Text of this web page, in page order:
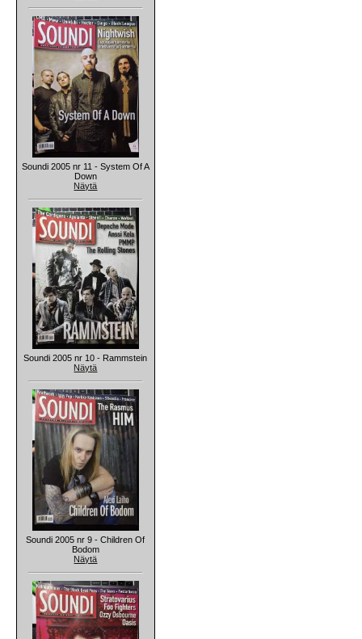
Soundi 2005 nr 11 - System Of A
Down
Näytä
Soundi 2005 nr 10 - Rammstein
Näytä
Soundi 2005 nr 9 - Children Of
Bodom
Näytä